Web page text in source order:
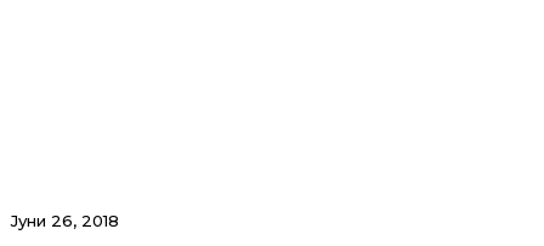
Јуни 26, 2018